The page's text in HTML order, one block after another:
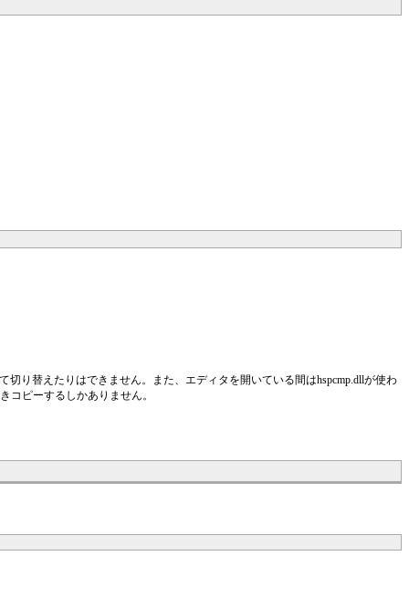
切り替えたりはできません。また、エディタを開いている間はhspcmp.dllが使わ
コピーするしかありません。